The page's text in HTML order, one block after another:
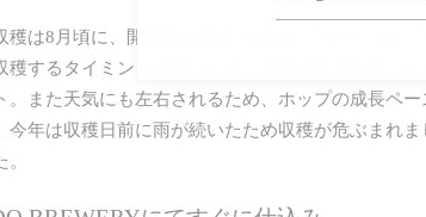
穫は8月頃に、開花後40日ほど経過してから、ホッ
穫するタイミングが悪いとホップの品質の悪化につ
。また天気にも左右されるため、ホップの成長ペ
今年は収穫日前に雨が続いたため収穫が危ぶまれ